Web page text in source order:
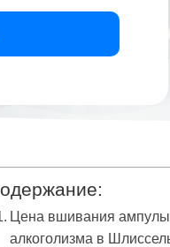
Цена вшивания ампулы
алкоголизма в